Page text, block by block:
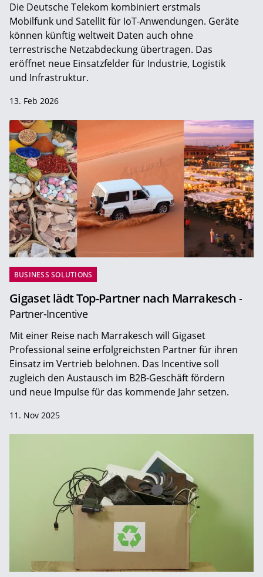
Die Deutsche Telekom kombiniert erstmals
Mobilfunk und Satellit für IoT-Anwendungen. Geräte
können künftig weltweit Daten auch ohne
terrestrische Netzabdeckung übertragen. Das
eröffnet neue Einsatzfelder für Industrie, Logistik
und Infrastruktur.
13. Feb 2026
BUSINESS SOLUTIONS
Gigaset lädt Top-Partner nach Marrakesch -
Partner-Incentive
Mit einer Reise nach Marrakesch will Gigaset
Professional seine erfolgreichsten Partner für ihren
Einsatz im Vertrieb belohnen. Das Incentive soll
zugleich den Austausch im B2B-Geschäft fördern
und neue Impulse für das kommende Jahr setzen.
11. Nov 2025